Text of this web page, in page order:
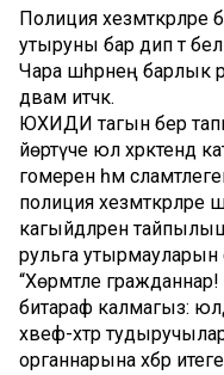
Полиция
утыруны бар дип тә
Чара шәһәрнең барлык
дәвам итәчәк.
ЮХИДИ тагын бер
йөртүче юл
гомерен һәм
полиция
кагыйдәләрен
рульга утырмауларын
“Хөрмәтле гражданнар!
битараф калмагыз:
хәвеф-хәтәр
органнарына хәбәр